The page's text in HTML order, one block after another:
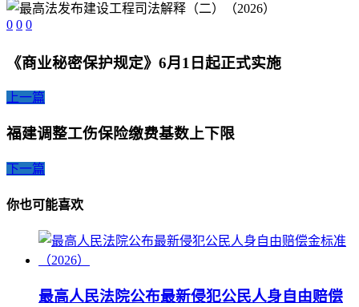
0 0 0
《商业秘密保护规定》6月1日起正式实施
上一篇
福建调整工伤保险缴费基数上下限
下一篇
你也可能喜欢
最高人民法院公布最新侵犯公民人身自由赔偿